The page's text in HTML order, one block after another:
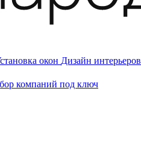
окон Дизайн интерьеров
компаний под ключ